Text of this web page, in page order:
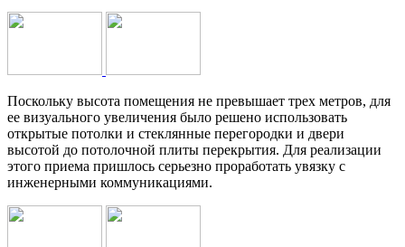
Поскольку высота помещения не превышает трех метров, для
ее визуального увеличения было решено использовать
открытые потолки и стеклянные перегородки и двери
высотой до потолочной плиты перекрытия. Для реализации
этого приема пришлось серьезно проработать увязку с
инженерными коммуникациями.